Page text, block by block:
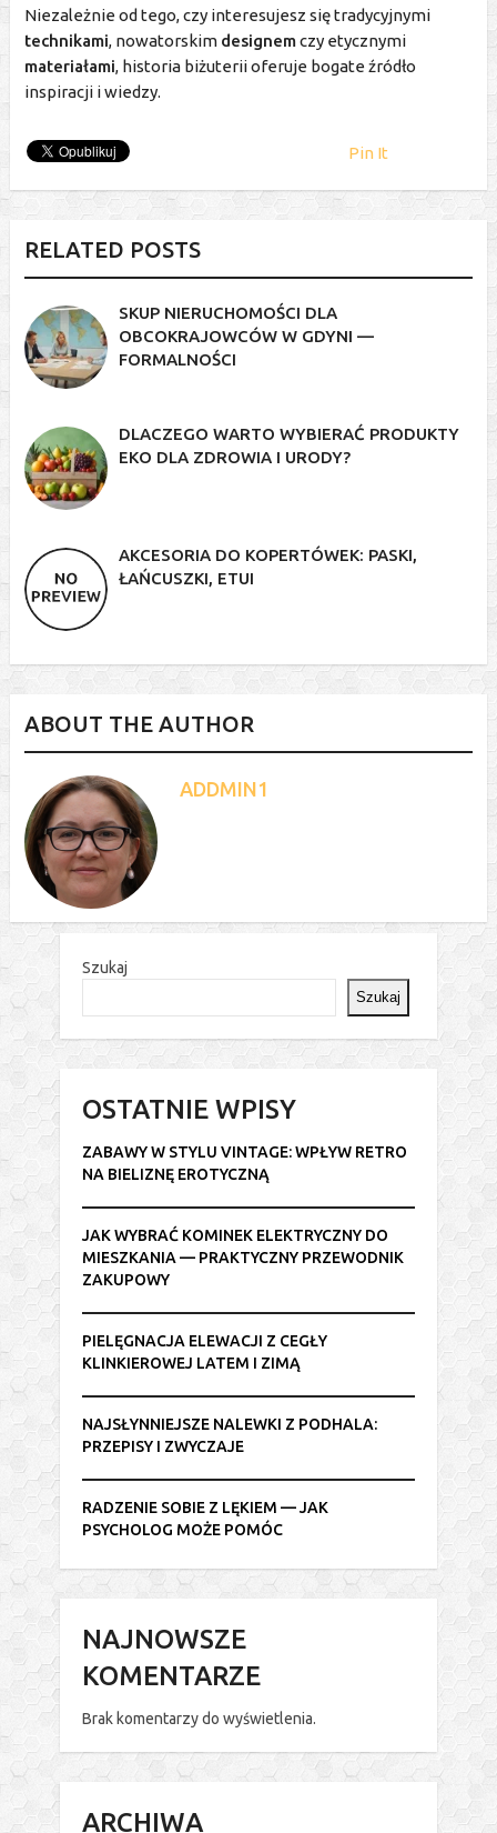
Niezależnie od tego, czy interesujesz się tradycyjnymi
technikami, nowatorskim designemczy etycznymi
materiałami, historia biżuterii oferuje bogate źródło
inspiracji i wiedzy.
Pin It
RELATED POSTS
SKUP NIERUCHOMOŚCI DLA
OBCOKRAJOWCÓW W GDYNI —
FORMALNOŚCI
DLACZEGO WARTO WYBIERAĆ PRODUKTY
EKO DLA ZDROWIA I URODY?
AKCESORIA DO KOPERTÓWEK: PASKI,
ŁAŃCUSZKI, ETUI
ABOUT THE AUTHOR
ADDMIN1
Szukaj
Szukaj
OSTATNIE WPISY
ZABAWY W STYLU VINTAGE: WPŁYW RETRO
NA BIELIZNĘ EROTYCZNĄ
JAK WYBRAĆ KOMINEK ELEKTRYCZNY DO
MIESZKANIA — PRAKTYCZNY PRZEWODNIK
ZAKUPOWY
PIELĘGNACJA ELEWACJI Z CEGŁY
KLINKIEROWEJ LATEM I ZIMĄ
NAJSŁYNNIEJSZE NALEWKI Z PODHALA:
PRZEPISY I ZWYCZAJE
RADZENIE SOBIE Z LĘKIEM — JAK
PSYCHOLOG MOŻE POMÓC
NAJNOWSZE
KOMENTARZE
Brak komentarzy do wyświetlenia.
ARCHIWA